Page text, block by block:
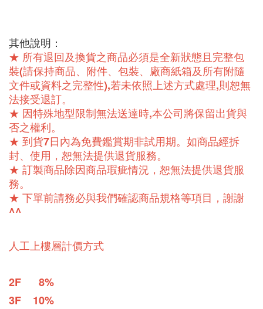
其他說明：
★ 所有退回及換貨之商品必須是全新狀態且完整包
裝(請保持商品、附件、包裝、廠商紙箱及所有附隨
文件或資料之完整性),若未依照上述方式處理,則恕無
法接受退訂。
★ 因特殊地型限制無法送達時,本公司將保留出貨與
否之權利。
★ 到貨7日內為免費鑑賞期非試用期。如商品經拆
封、使用，恕無法提供退貨服務。
★ 訂製商品除因商品瑕疵情況，恕無法提供退貨服
務。
★ 下單前請務必與我們確認商品規格等項目，謝謝
^^
人工上樓層計價方式
2F      8%
3F    10%